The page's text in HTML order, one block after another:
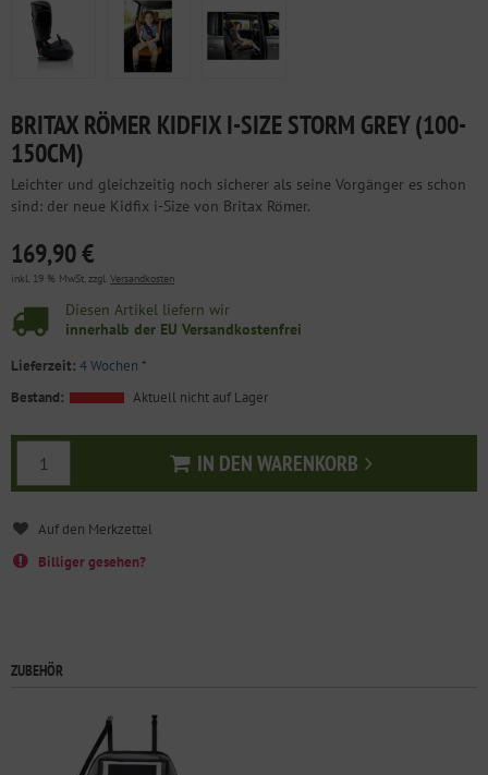
BRITAX RÖMER KIDFIX I-SIZE STORM GREY (100-
150CM)
Leichter und gleichzeitig noch sicherer als seine Vorgänger es schon
sind: der neue Kidfix i-Size von Britax Römer.
169,90 €
inkl. 19 % MwSt. zzgl. Versandkosten
Diesen Artikel liefern wir
innerhalb der EU Versandkostenfrei
Lieferzeit: 4 Wochen *
Bestand:
Aktuell nicht auf Lager
IN DEN WARENKORB
In den Warenkorb
Billiger gesehen?
ZUBEHÖR